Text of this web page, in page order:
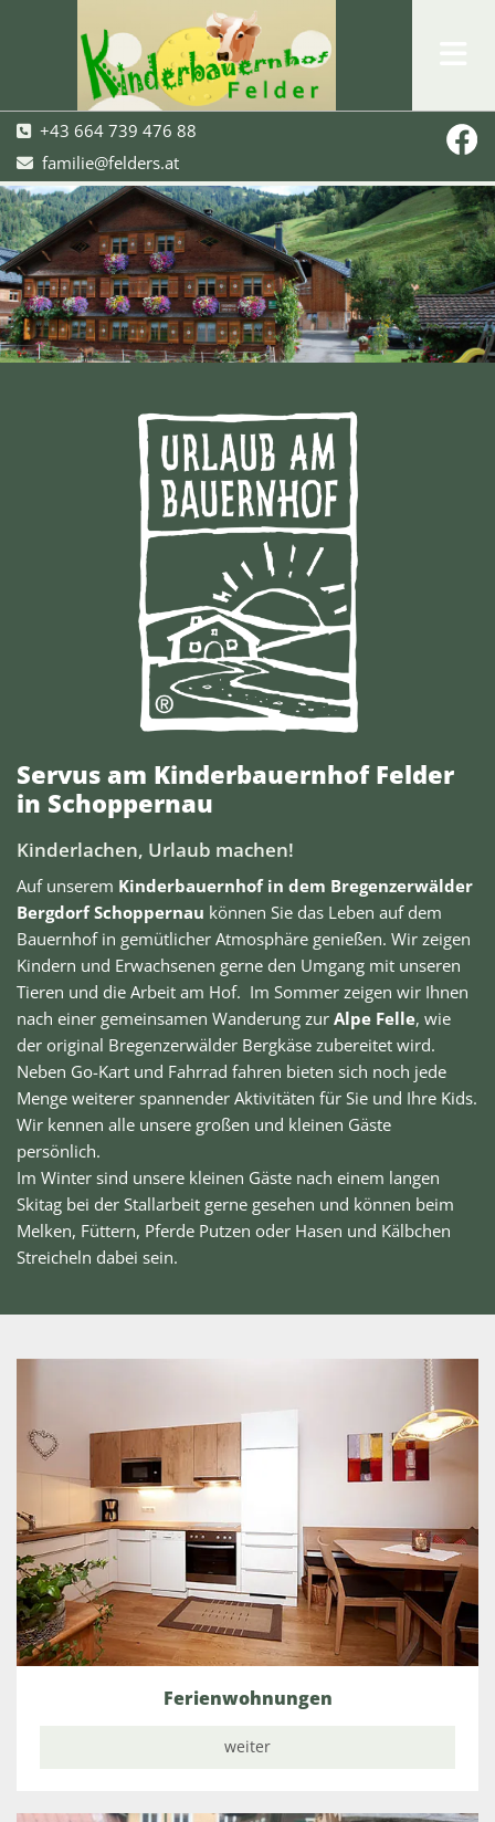
 +43 664 739 476 88
 familie@felders.at
Servus am Kinderbauernhof Felder
in Schoppernau
Kinderlachen, Urlaub machen!
Auf unserem Kinderbauernhof in dem Bregenzerwälder
Bergdorf Schoppernau können Sie das Leben auf dem
Bauernhof in gemütlicher Atmosphäre genießen. Wir zeigen
Kindern und Erwachsenen gerne den Umgang mit unseren
Tieren und die Arbeit am Hof. Im Sommer zeigen wir Ihnen
nach einer gemeinsamen Wanderung zur Alpe Felle, wie
der original Bregenzerwälder Bergkäse zubereitet wird.
Neben Go-Kart und Fahrrad fahren bieten sich noch jede
Menge weiterer spannender Aktivitäten für Sie und Ihre Kids.
Wir kennen alle unsere großen und kleinen Gäste
persönlich.
Im Winter sind unsere kleinen Gäste nach einem langen
Skitag bei der Stallarbeit gerne gesehen und können beim
Melken, Füttern, Pferde Putzen oder Hasen und Kälbchen
Streicheln dabei sein.
Ferienwohnungen
weiter